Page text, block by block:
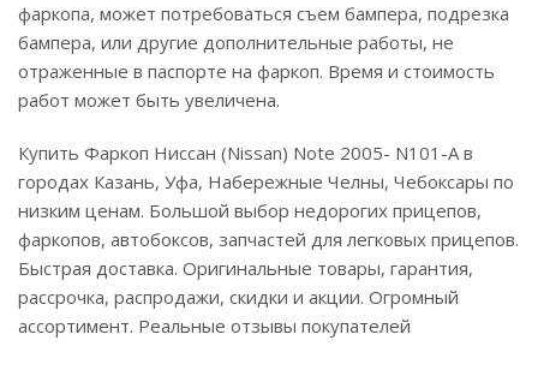
фаркопа, может потребоваться съем бампера, подрезка
бампера, или другие дополнительные работы, не
отраженные в паспорте на фаркоп. Время и стоимость
работ может быть увеличена.
Купить Фаркоп Ниссан (Nissan) Note 2005- N101-A в
городах Казань, Уфа, Набережные Челны, Чебоксары по
низким ценам. Большой выбор недорогих прицепов,
фаркопов, автобоксов, запчастей для легковых прицепов.
Быстрая доставка. Оригинальные товары, гарантия,
рассрочка, распродажи, скидки и акции. Огромный
ассортимент. Реальные отзывы покупателей